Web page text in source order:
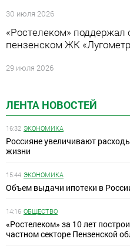
ЛЕНТА НОВОСТЕЙ
16:32 ЭКОНОМИКА
Россияне увеличивают
жизни
15:44 ЭКОНОМИКА
Объем выдачи ипотеки в
14:16 ОБЩЕСТВО
«Ростелеком» за 10 лет
частном секторе Пензенской
30 июля 2026
«Ростелеком»
пензенском ЖК
29 июля 2026